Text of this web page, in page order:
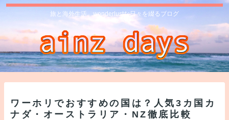
旅と海外生活、wonderlustな日々を綴るブログ
ワーホリでおすすめの国は？人気3カ国カ
ナダ・オーストラリア・NZ徹底比較